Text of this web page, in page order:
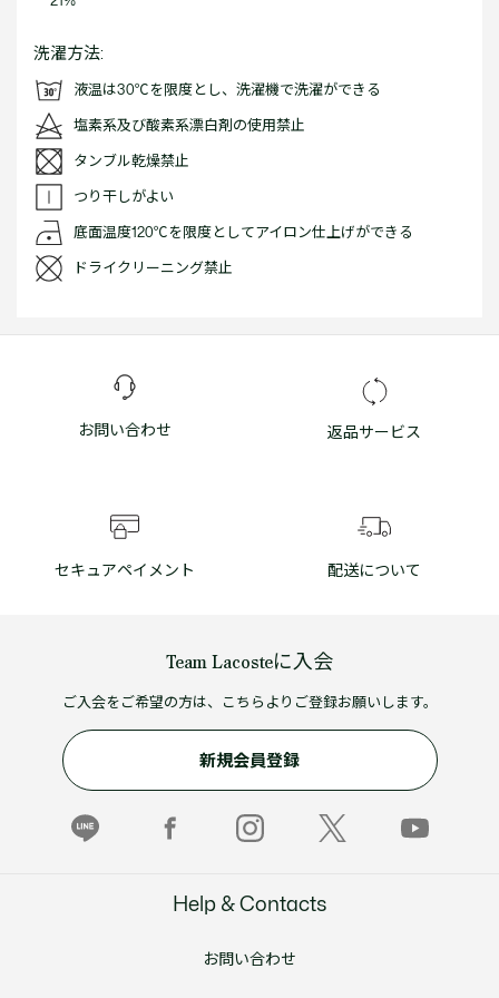
洗濯方法:
液温は30℃を限度とし、洗濯機で洗濯ができる
塩素系及び酸素系漂白剤の使用禁止
タンブル乾燥禁止
つり干しがよい
底面温度120℃を限度としてアイロン仕上げができる
ドライクリーニング禁止
お問い合わせ 返品サービス
セキュアペイメント 配送について
Team Lacosteに入会
ご入会をご希望の方は、こちらよりご登録お願いします。
新規会員登録
Help & Contacts
お問い合わせ